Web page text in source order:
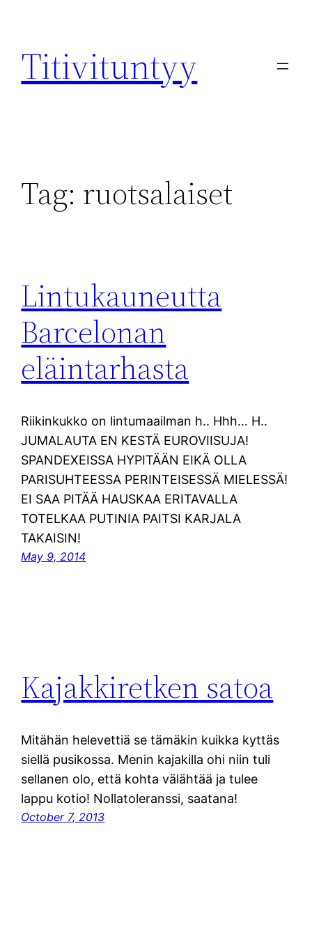
content
Titivituntyy
Tag: ruotsalaiset
Lintukauneutta
Barcelonan
eläintarhasta
Riikinkukko on lintumaailman h.. Hhh… H..
JUMALAUTA EN KESTÄ EUROVIISUJA!
SPANDEXEISSA HYPITÄÄN EIKÄ OLLA
PARISUHTEESSA PERINTEISESSÄ MIELESSÄ!
EI SAA PITÄÄ HAUSKAA ERITAVALLA
TOTELKAA PUTINIA PAITSI KARJALA
TAKAISIN!
May 9, 2014
Kajakkiretken satoa
Mitähän helevettiä se tämäkin kuikka kyttäs
siellä pusikossa. Menin kajakilla ohi niin tuli
sellanen olo, että kohta välähtää ja tulee
lappu kotio! Nollatoleranssi, saatana!
October 7, 2013